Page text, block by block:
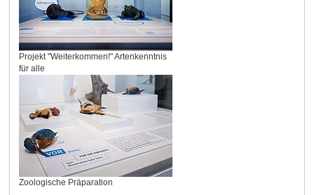
Projekt "Weiterkommen!" Artenkenntnis
für alle
Zoologische Präparation